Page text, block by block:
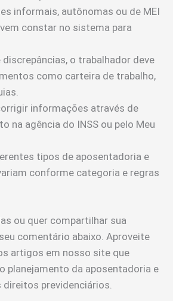
informais, autônomas ou de MEI
constar no sistema para
discrepâncias, o trabalhador deve
como carteira de trabalho,
informações através de
na agência do INSS ou pelo Meu
tipos de aposentadoria e
conforme categoria e regras
ou quer compartilhar sua
comentário abaixo. Aproveite
artigos em nosso site que
planejamento da aposentadoria e
previdenciários.